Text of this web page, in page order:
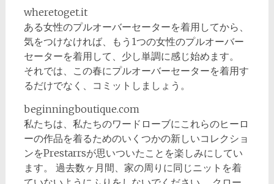
wheretoget.it
ある女性のプルオーバーセーターを着用してから、
気をつけなければ、もう1つの女性のプルオーバー
セーターを着用して、少し単調に感じ始めます。
それでは、この春にプルオーバーセーターを着用す
るだけでなく、コミットしましょう。
beginningboutique.com
私たちは、私たちのワードローブにこれらのヒーロ
ーの作品を着るためのいくつかの新しいコレクショ
ンをPrestarrsが思いついたことを楽しみにしてい
ます。 過去数ヶ月間、家の周りに同じニットを着